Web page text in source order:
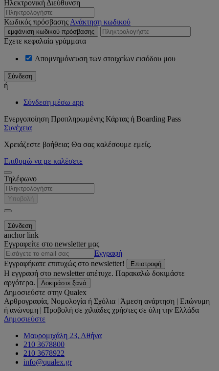
Ηλεκτρονική Διεύθυνση
Κωδικός πρόσβασης Ανάκτηση κωδικού
εμφάνιση κωδικού πρόσβασης
Εχετε κεφαλαία γράμματα
Απομνημόνευση των στοιχείων εισόδου μου
ή
Σύνδεση μέσω app
Ενεργοποίηση Προπληρωμένης Κάρτας ή Boarding Pass
Συνέχεια
Χρειάζεστε βοήθεια; Θα σας καλέσουμε εμείς.
Επιθυμώ να με καλέσετε
Τηλέφωνο
Υποβολή
anchor link
Εγγραφείτε στο newsletter μας
Εγγραφή
Εγγραφήκατε επιτυχώς στο newsletter!
Επιστροφή
Η εγγραφή στο newsletter απέτυχε. Παρακαλώ δοκιμάστε
αργότερα.
Δοκιμάστε ξανά
Δημοσιεύστε στην Qualex
Αρθρογραφία, Νομολογία ή Σχόλια | Άμεση ανάρτηση | Επώνυμη
ή ανώνυμη | Προβολή σε χιλιάδες χρήστες σε όλη την Ελλάδα
Δημοσιεύστε
Μαυρομιχάλη 23, Αθήνα
210 3678800
210 3678922
info@qualex.gr